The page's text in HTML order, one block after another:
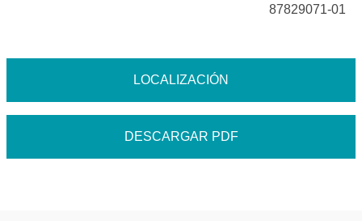
87829071-01
LOCALIZACIÓN
DESCARGAR PDF